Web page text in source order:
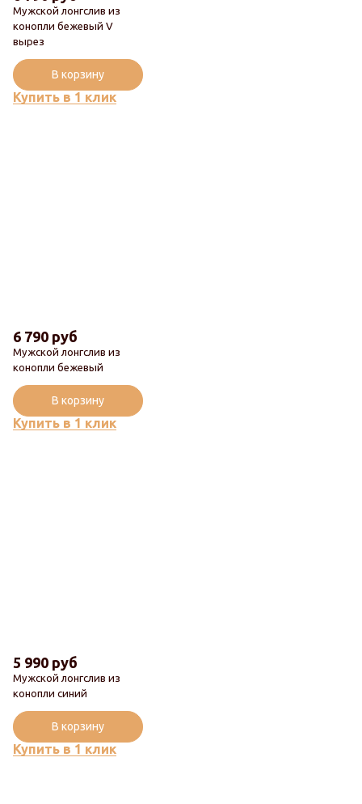
Мужской лонгслив из
конопли бежевый V
вырез
Купить в 1 клик
В корзину
Мужской лонгслив из
конопли бежевый
6 790 руб
Купить в 1 клик
В корзину
Мужской лонгслив из
конопли синий
5 990 руб
Купить в 1 клик
В корзину